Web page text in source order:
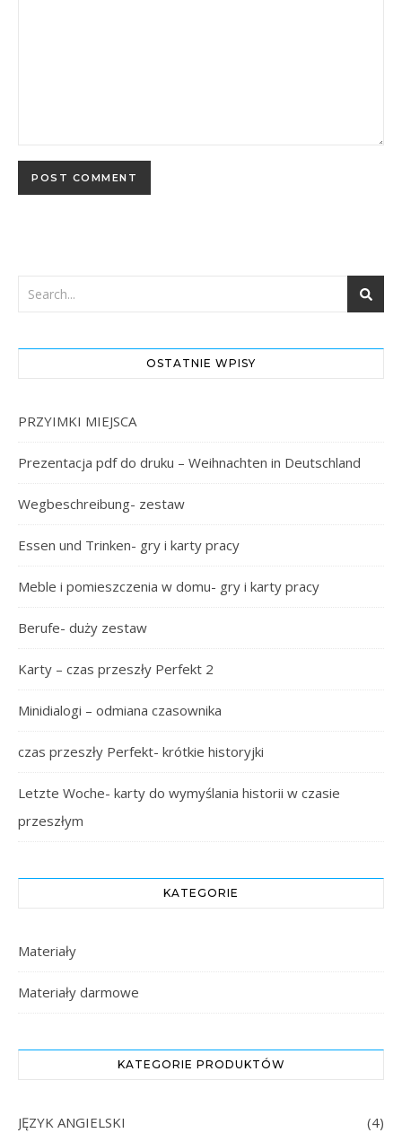
OSTATNIE WPISY
PRZYIMKI MIEJSCA
Prezentacja pdf do druku – Weihnachten in Deutschland
Wegbeschreibung- zestaw
Essen und Trinken- gry i karty pracy
Meble i pomieszczenia w domu- gry i karty pracy
Berufe- duży zestaw
Karty – czas przeszły Perfekt 2
Minidialogi – odmiana czasownika
czas przeszły Perfekt- krótkie historyjki
Letzte Woche- karty do wymyślania historii w czasie
przeszłym
KATEGORIE
Materiały
Materiały darmowe
KATEGORIE PRODUKTÓW
JĘZYK ANGIELSKI (4)